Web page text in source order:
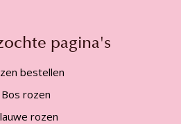
pagina's
bestellen
Bos rozen
rozen